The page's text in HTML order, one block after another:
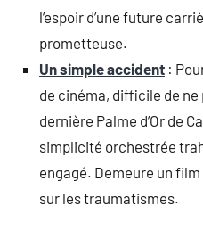
l’espoir d’une future
prometteuse.
Un simple accident :
de cinéma, difficile de
dernière Palme d’Or de
simplicité orchestrée
engagé. Demeure un
sur les traumatismes.